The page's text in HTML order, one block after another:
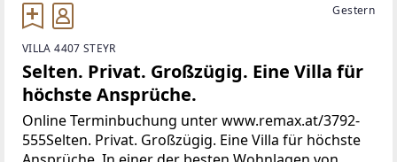
Gestern
VILLA 4407 STEYR
Selten. Privat. Großzügig. Eine Villa für
höchste Ansprüche.
Online Terminbuchung unter www.remax.at/3792-
555Selten. Privat. Großzügig. Eine Villa für höchste